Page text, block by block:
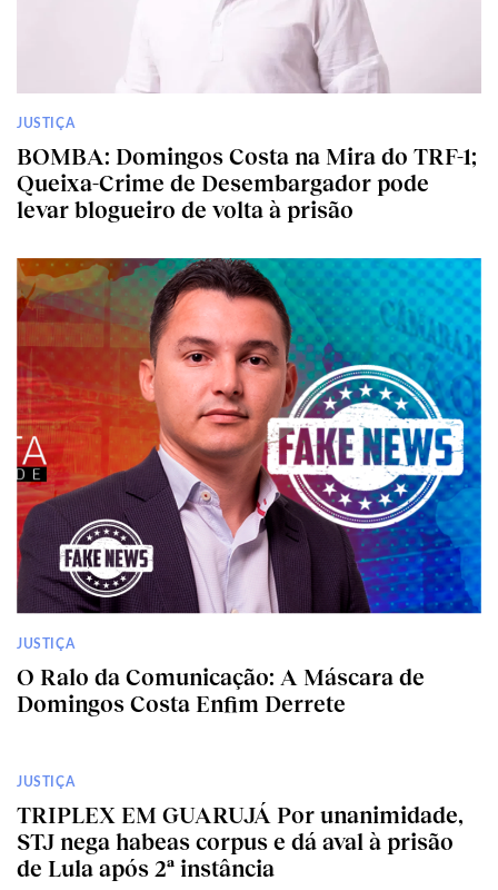
JUSTIÇA
BOMBA: Domingos Costa na Mira do TRF-1;
Queixa-Crime de Desembargador pode
levar blogueiro de volta à prisão
JUSTIÇA
O Ralo da Comunicação: A Máscara de
Domingos Costa Enfim Derrete
JUSTIÇA
TRIPLEX EM GUARUJÁ Por unanimidade,
STJ nega habeas corpus e dá aval à prisão
de Lula após 2ª instância